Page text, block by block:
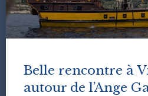
Belle rencontre à
autour de l’Ange